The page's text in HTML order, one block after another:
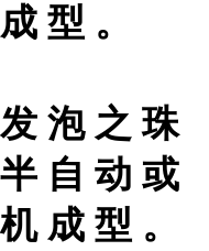
型 。
泡 之 珠
自 动 或
成 型 。